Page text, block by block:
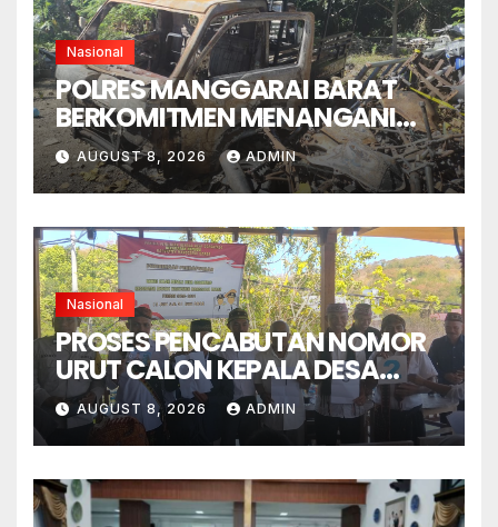
Nasional
POLRES MANGGARAI BARAT
BERKOMITMEN MENANGANI
SENGKETA LENGKONG
WARANG SECARA ADIL,
OBYEKTIF DAN INTEGRITAS
AUGUST 8, 2026 ADMIN
Nasional
PROSES PENCABUTAN NOMOR
URUT CALON KEPALA DESA
GORONTALO BERNUANSA
KEKELUARGAAN
AUGUST 8, 2026 ADMIN